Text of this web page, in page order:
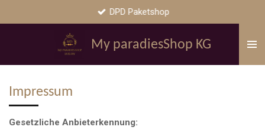
My paradiesShop KG
DPD Paketshop
Impressum
Gesetzliche Anbieterkennung: